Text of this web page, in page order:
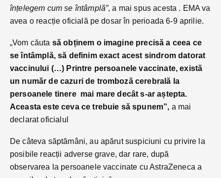
înțelegem cum se întâmplă”, a mai spus acesta . EMA va
avea o reacție oficială pe dosar în perioada 6-9 aprilie.
„Vom căuta să obținem o imagine precisă a ceea ce
se întâmplă, să definim exact acest sindrom datorat
vaccinului (…) Printre persoanele vaccinate, există
un număr de cazuri de tromboză cerebrală la
persoanele tinere mai mare decât s-ar aștepta.
Aceasta este ceva ce trebuie să spunem”, a mai
declarat oficialul
De câteva săptămâni, au apărut suspiciuni cu privire la
posibile reacții adverse grave, dar rare, după
observarea la persoanele vaccinate cu AstraZeneca a